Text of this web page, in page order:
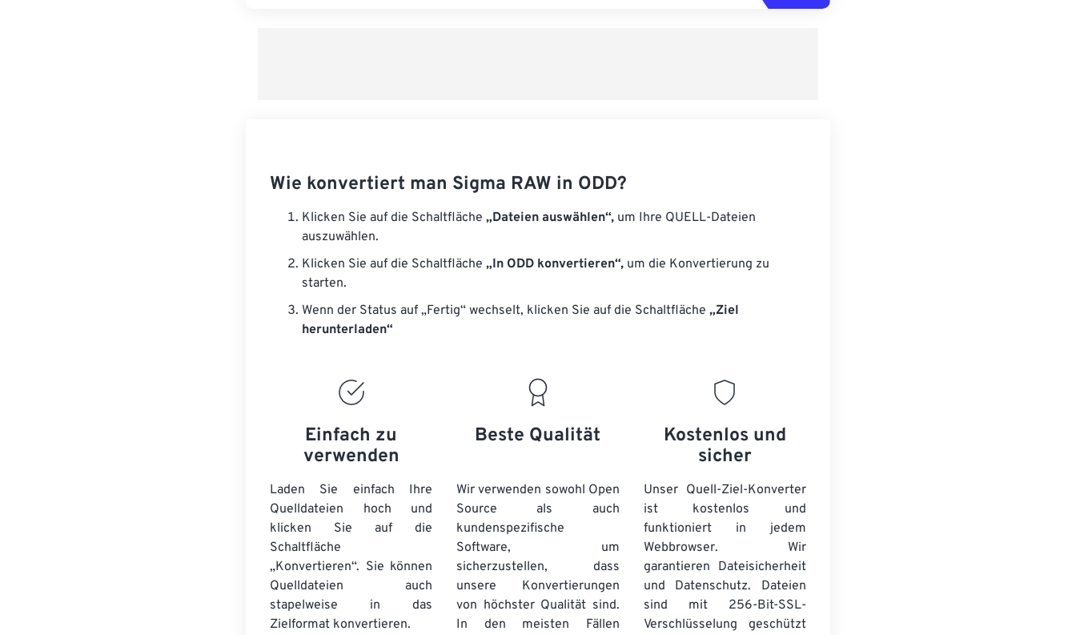
Wie konvertiert man Sigma RAW in ODD?
Klicken Sie auf die Schaltfläche „Dateien auswählen“, um Ihre QUELL-Dateien
auszuwählen.
Klicken Sie auf die Schaltfläche „In ODD konvertieren“, um die Konvertierung zu
starten.
Wenn der Status auf „Fertig“ wechselt, klicken Sie auf die Schaltfläche „Ziel
herunterladen“
Einfach zu
verwenden
Laden Sie einfach Ihre
Quelldateien hoch und
klicken Sie auf die
Schaltfläche
„Konvertieren“. Sie können
Quelldateien auch
stapelweise in das
Zielformat konvertieren.
Beste Qualität
Wir verwenden sowohl Open
Source als auch
kundenspezifische
Software, um
sicherzustellen, dass
unsere Konvertierungen
von höchster Qualität sind.
In den meisten Fällen
Kostenlos und
sicher
Unser Quell-Ziel-Konverter
ist kostenlos und
funktioniert in jedem
Webbrowser. Wir
garantieren Dateisicherheit
und Datenschutz. Dateien
sind mit 256-Bit-SSL-
Verschlüsselung geschützt